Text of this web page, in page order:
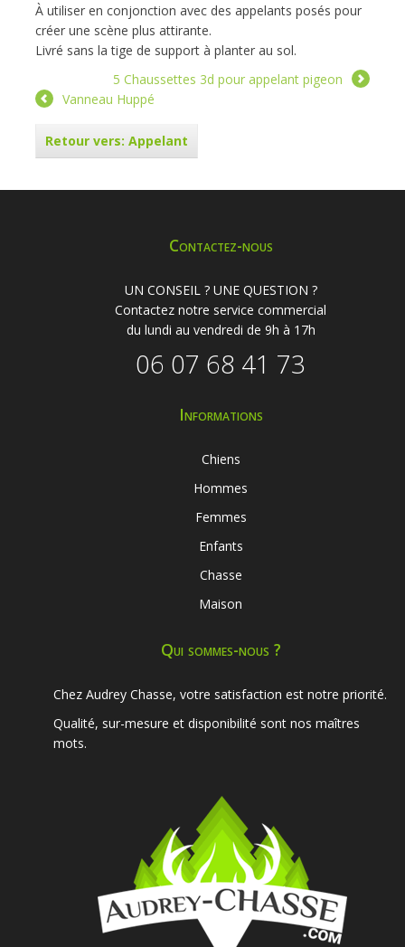
À utiliser en conjonction avec des appelants posés pour
créer une scène plus attirante.
Livré sans la tige de support à planter au sol.
5 Chaussettes 3d pour appelant pigeon
Vanneau Huppé
Retour vers: Appelant
Contactez-nous
UN CONSEIL ? UNE QUESTION ?
Contactez notre service commercial
du lundi au vendredi de 9h à 17h
06 07 68 41 73
Informations
Chiens
Hommes
Femmes
Enfants
Chasse
Maison
Qui sommes-nous ?
Chez Audrey Chasse, votre satisfaction est notre priorité.
Qualité, sur-mesure et disponibilité sont nos maîtres
mots.